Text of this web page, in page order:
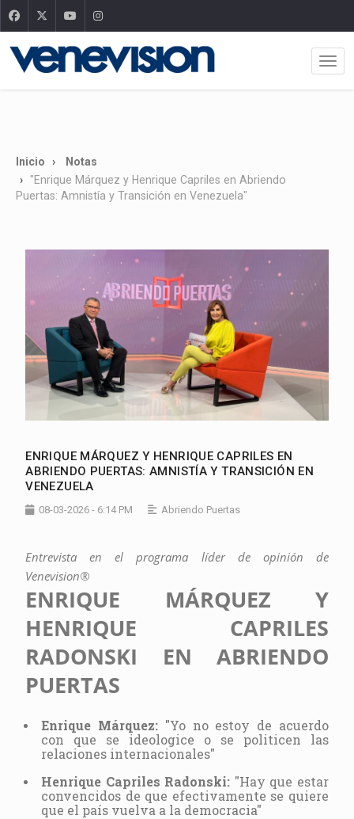
Inicio
Notas
"Enrique Márquez y Henrique Capriles en Abriendo
Puertas: Amnistía y Transición en Venezuela"
ENRIQUE MÁRQUEZ Y HENRIQUE CAPRILES EN
ABRIENDO PUERTAS: AMNISTÍA Y TRANSICIÓN EN
VENEZUELA
08-03-2026 - 6:14 PM Abriendo Puertas
Entrevista en el programa líder de opinión de
Venevision®
ENRIQUE MÁRQUEZ Y
HENRIQUE CAPRILES
RADONSKI EN ABRIENDO
PUERTAS
Enrique Márquez: "Yo no estoy de acuerdo
con que se ideologice o se politicen las
relaciones internacionales"
Henrique Capriles Radonski: "Hay que estar
convencidos de que efectivamente se quiere
que el país vuelva a la democracia"